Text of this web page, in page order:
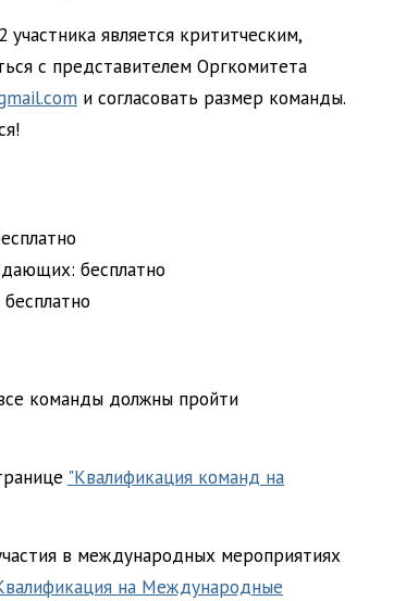
является крититческим,
с представителем Оргкомитета
и согласовать размер команды.
бесплатно
команды должны пройти
"Квалификация команд на
в международных мероприятиях
на Международные